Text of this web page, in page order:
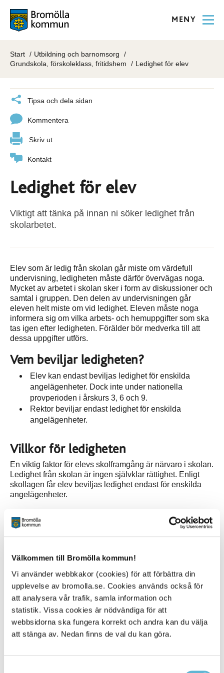
Välkommen till Bromölla kommun!
Vi använder webbkakor (cookies) för att förbättra din
upplevelse av bromolla.se. Cookies används också för
att analysera vår trafik, samla information och
statistik. Vissa cookies är nödvändiga för att
webbsidorna ska fungera korrekt och andra kan du välja
att stänga av. Nedan finns de val du kan göra.
MENY
Start
Utbildning och barnomsorg
Grundskola, förskoleklass, fritidshem
Ledighet för elev
Tipsa och dela sidan
Kommentera
Skriv ut
Kontakt
Ledighet för elev
Viktigt att tänka på innan ni söker ledighet från
skolarbetet.
Elev som är ledig från skolan går miste om värdefull
undervisning, ledigheten måste därför övervägas noga.
Mycket av arbetet i skolan sker i form av diskussioner och
samtal i gruppen. Den delen av undervisningen går
eleven helt miste om vid ledighet. Eleven måste noga
informera sig om vilka arbets- och hemuppgifter som ska
tas igen efter ledigheten. Förälder bör medverka till att
dessa uppgifter utförs.
Vem beviljar ledigheten?
Elev kan endast beviljas ledighet för enskilda
angelägenheter. Dock inte under nationella
provperioden i årskurs 3, 6 och 9.
Rektor beviljar endast ledighet för enskilda
angelägenheter.
Villkor för ledigheten
En viktig faktor för elevs skolframgång är närvaro i skolan.
Ledighet från skolan är ingen självklar rättighet. Enligt
skollagen får elev beviljas ledighet endast för enskilda
angelägenheter.
Läsårstider
Anhållan om ledighet för elev
Kontakt